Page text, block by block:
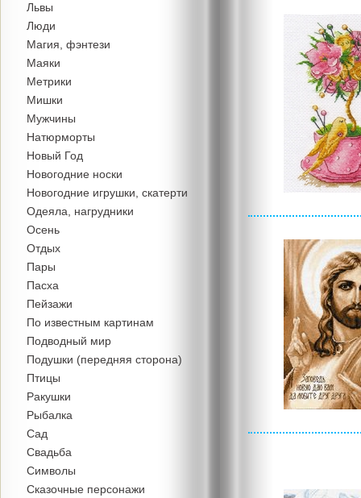
Львы
Люди
Магия, фэнтези
Маяки
Метрики
Мишки
Мужчины
Натюрморты
Новый Год
Новогодние носки
Новогодние игрушки, скатерти
Одеяла, нагрудники
Осень
Отдых
Пары
Пасха
Пейзажи
По известным картинам
Подводный мир
Подушки (передняя сторона)
Птицы
Ракушки
Рыбалка
Сад
Свадьба
Символы
Сказочные персонажи